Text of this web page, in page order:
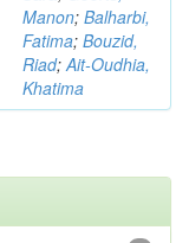
Manon; Balharbi,
Fatima; Bouzid,
Riad;Ait-Oudhia,
Khatima